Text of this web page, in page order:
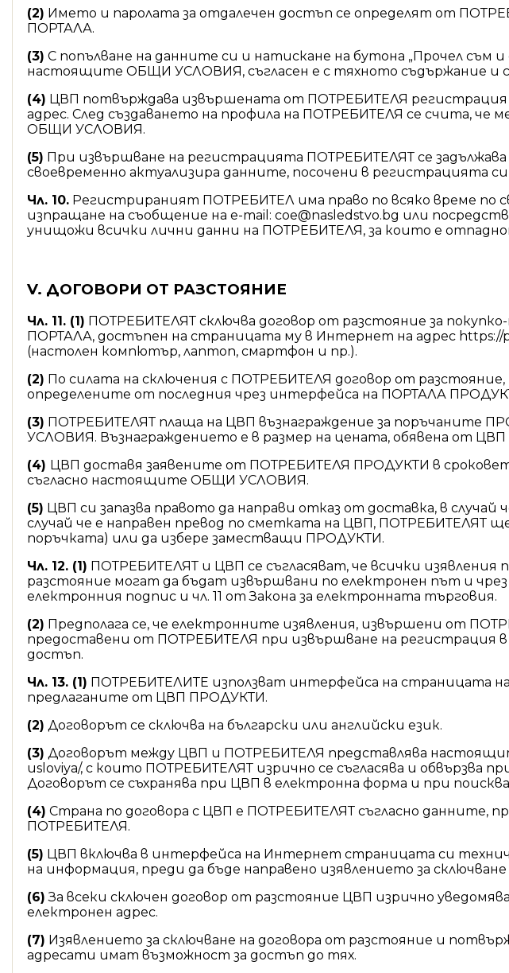
(2) Името и паролата за отдалечен достъп се определят от
ПОРТАЛА.
(3) С попълване на данните си и натискане на бутона „Прочел съм
настоящите ОБЩИ УСЛОВИЯ, съгласен е с тяхното съдържание и се
(4) ЦВП потвърждава извършената от ПОТРЕБИТЕЛЯ
адрес. След създаването на профила на ПОТРЕБИТЕЛЯ се счита,
ОБЩИ УСЛОВИЯ.
(5) При извършване на регистрацията ПОТРЕБИТЕЛЯТ се
своевременно актуализира данните, посочени в регистрацията си,
Чл. 10. Регистрираният ПОТРЕБИТЕЛ има право по всяко време по
изпращане на съобщение на e-mail: coe@nasledstvo.bg или
унищожи всички лични данни на ПОТРЕБИТЕЛЯ, за които е
V. ДОГОВОРИ ОТ РАЗСТОЯНИЕ
Чл. 11. (1) ПОТРЕБИТЕЛЯТ сключва договор от разстояние за
ПОРТАЛА, достъпен на страницата му в Интернет на адрес https://
(настолен компютър, лаптоп, смартфон и пр.).
(2) По силата на сключения с ПОТРЕБИТЕЛЯ договор от
определените от последния чрез интерфейса на ПОРТАЛА
(3) ПОТРЕБИТЕЛЯТ плаща на ЦВП възнаграждение за поръчаните
УСЛОВИЯ. Възнаграждението е в размер на цената, обявена от
(4) ЦВП доставя заявените от ПОТРЕБИТЕЛЯ ПРОДУКТИ в
съгласно настоящите ОБЩИ УСЛОВИЯ.
(5) ЦВП си запазва правото да направи отказ от доставка, в
случай че е направен превод по сметката на ЦВП, ПОТРЕБИТЕЛЯТ
поръчката) или да избере заместващи ПРОДУКТИ.
Чл. 12. (1) ПОТРЕБИТЕЛЯТ и ЦВП се съгласяват, че всички
разстояние могат да бъдат извършвани по електронен път и
електронния подпис и чл. 11 от Закона за електронната търговия.
(2) Предполага се, че електронните изявления, извършени от
предоставени от ПОТРЕБИТЕЛЯ при извършване на регистрация
достъп.
Чл. 13. (1) ПОТРЕБИТЕЛИТЕ използват интерфейса на страницата
предлаганите от ЦВП ПРОДУКТИ.
(2) Договорът се сключва на български или английски език.
(3) Договорът между ЦВП и ПОТРЕБИТЕЛЯ представлява
usloviya/, с които ПОТРЕБИТЕЛЯТ изрично се съгласява и обвързва
Договорът се съхранява при ЦВП в електронна форма и при
(4) Страна по договора с ЦВП е ПОТРЕБИТЕЛЯТ съгласно данните,
ПОТРЕБИТЕЛЯ.
(5) ЦВП включва в интерфейса на Интернет страницата си
на информация, преди да бъде направено изявлението за сключване
(6) За всеки сключен договор от разстояние ЦВП изрично
електронен адрес.
(7) Изявлението за сключване на договора от разстояние и
адресати имат възможност за достъп до тях.